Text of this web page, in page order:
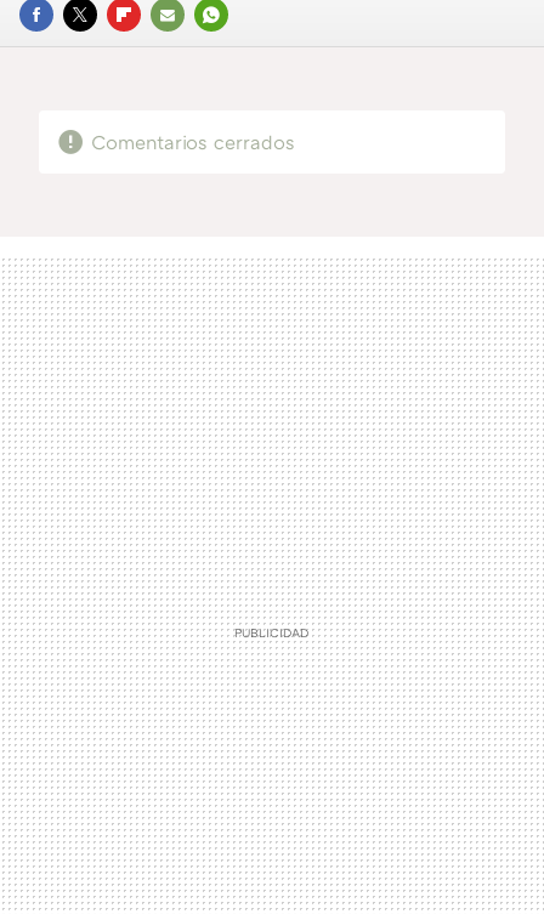
FACEBOOK
TWITTERFLIPBOARD
E-
WHATSAPP
Comentarios cerrados